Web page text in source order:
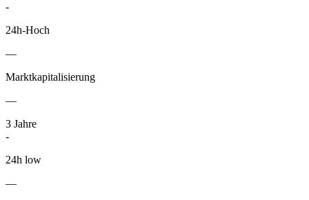
-
24h-Hoch
—
Marktkapitalisierung
—
3 Jahre
-
24h low
—